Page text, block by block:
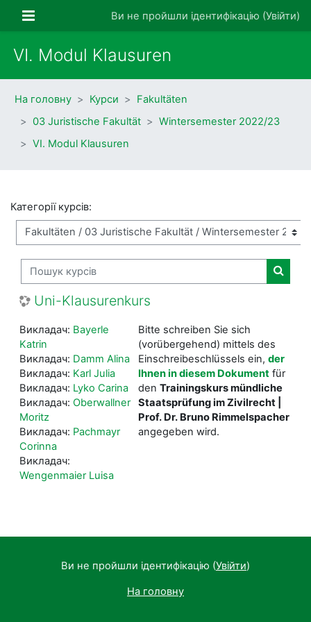
Бокова панельВи не пройшли ідентифікацію (Увійти)
VI. Modul Klausuren
На головну Курси
Fakultäten
03 Juristische Fakultät
Wintersemester 2022/23
VI. Modul Klausuren
Категорії курсів:
Пошук курсів
Пошук
Uni-Klausurenkurs
Bitte schreiben Sie sich
(vorübergehend) mittels des
Einschreibeschlüssels ein, der
Ihnen in diesem Dokumentfür
den Trainingskurs mündliche
Staatsprüfung im Zivilrecht
Prof. Dr. Bruno Rimmelspacher
angegeben wird.
Викладач: Bayerle
Katrin
Викладач: Damm Alina
Викладач: Karl Julia
Викладач: Lyko Carina
Викладач: Oberwallner
Moritz
Викладач: Pachmayr
Corinna
Викладач:
Wengenmaier Luisa
Ви не пройшли ідентифікацію (Увійти)
На головну